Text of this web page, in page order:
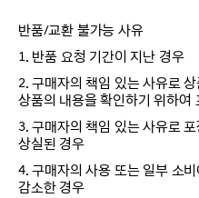
반품/교환 불가능 사유
1. 반품 요청 기간이 지난 경우
2. 구매자의 책임 있는 사유로
상품의 내용을 확인하기 위하여
3. 구매자의 책임 있는 사유로
상실된 경우
4. 구매자의 사용 또는 일부 소
감소한 경우